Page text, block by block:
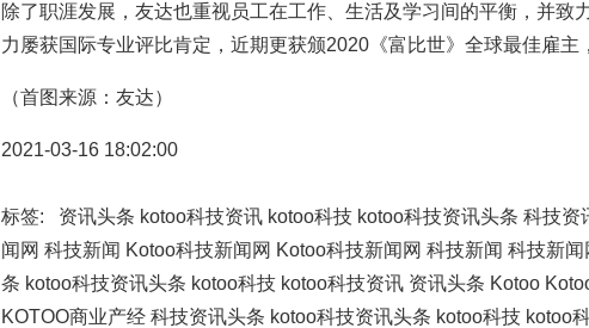
除了职涯发展，友达也重视员工在工作、生活及学习间的平衡，并致
力屡获国际专业评比肯定，近期更获颁2020《富比世》全球最佳雇主
（首图来源：友达）
2021-03-16 18:02:00
标签: 资讯头条 kotoo科技资讯 kotoo科技 kotoo科技资讯头条 科技资
闻网 科技新闻 Kotoo科技新闻网 Kotoo科技新闻网 科技新闻 科技新闻
条 kotoo科技资讯头条 kotoo科技 kotoo科技资讯 资讯头条 Kotoo
KOTOO商业产经 科技资讯头条 kotoo科技资讯头条 kotoo科技 kotoo